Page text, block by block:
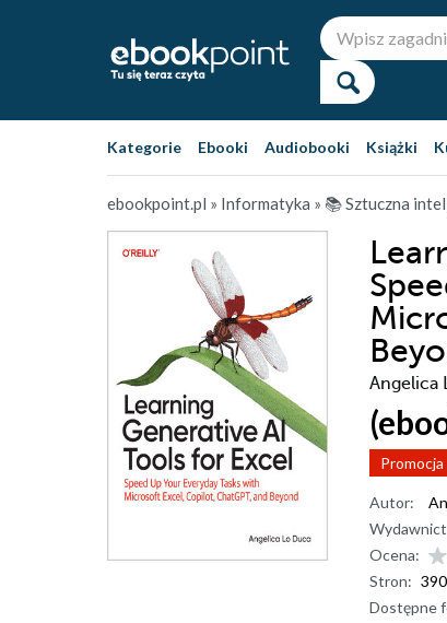
Kategorie Ebooki Audiobooki Książki
ebookpoint.pl » Informatyka » 📚 Sztuczna
Angelica
Promocja
Autor:
Ocena:
Stron: 390
Dostępne